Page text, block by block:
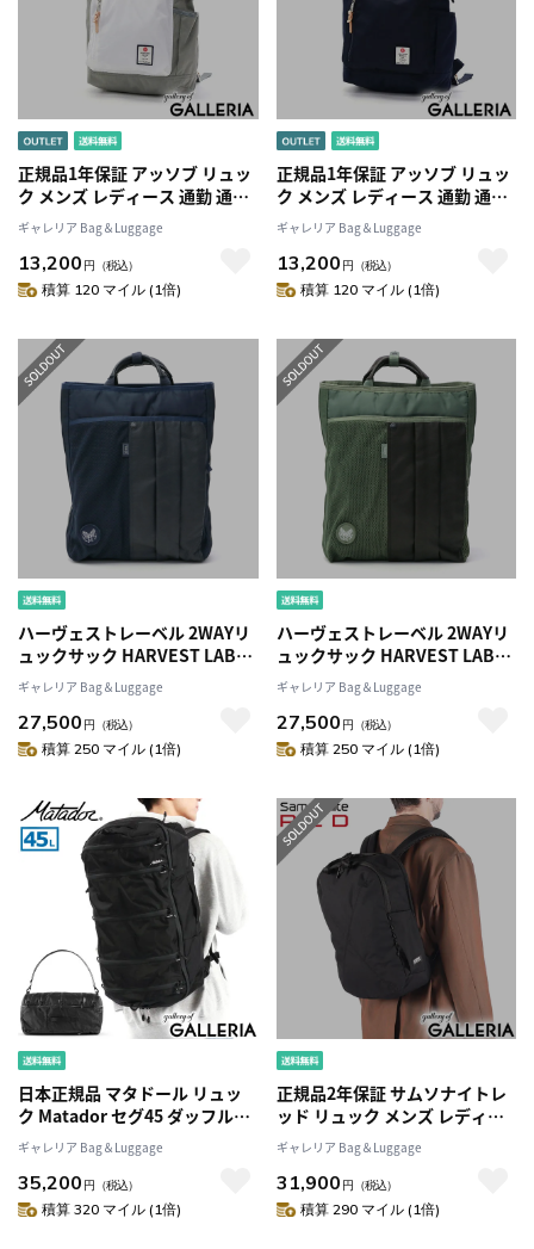
正規品1年保証 アッソブ リュッ
ク メンズ レディース 通勤 通学
軽量 おしゃれ AS2OV カジュア
ル レザー 大人 B4 A4 PC 16イン
チ 18L ナイロン バックパック
手持ち 薄マチ HIGHDENSITY
ギャレリア Bag＆Luggage
13,200 円 （税込）
積算 120 マイル (1倍)
正規品1年保証 アッソブ リュッ
ク メンズ レディース 通勤 通学
軽量 おしゃれ AS2OV カジュア
ル レザー 大人 B4 A4 PC 16イン
チ 18L ナイロン バックパック
手持ち 薄マチ HIGHDENSITY
ギャレリア Bag＆Luggage
13,200 円 （税込）
積算 120 マイル (1倍)
ハーヴェストレーベル 2WAYリ
ュックサック HARVEST LABEL
CUSTOM カスタム 2-WAY
RUCKトートリュック トートバ
ッグ ミリタリー メンズ ハーベ
ストレーベル 日本製 HC-0108
ギャレリア Bag＆Luggage
27,500 円 （税込）
積算 250 マイル (1倍)
ハーヴェストレーベル 2WAYリ
ュックサック HARVEST LABEL
CUSTOM カスタム 2-WAY
RUCKトートリュック トートバ
ッグ ミリタリー メンズ ハーベ
ストレーベル 日本製 HC-0108
ギャレリア Bag＆Luggage
27,500 円 （税込）
積算 250 マイル (1倍)
日本正規品 マタドール リュッ
ク Matador セグ45 ダッフルパ
ック バックパック リュックサ
ック ダッフルバック 2WAY 45L
大容量 軽量 防水 ナイロン アウ
トドア トラベル 旅行 メンズ レ
ギャレリア Bag＆Luggage
35,200 円 （税込）
積算 320 マイル (1倍)
正規品2年保証 サムソナイトレ
ッド リュック メンズ レディー
ス 大容量 ブランド Samsonite
RED おしゃれ カジュアル ビジ
ネス 通勤 旅行 軽い PC 15.6イ
ンチ A4 B4 2WAY エクスサック
ギャレリア Bag＆Luggage
31,900 円 （税込）
積算 290 マイル (1倍)